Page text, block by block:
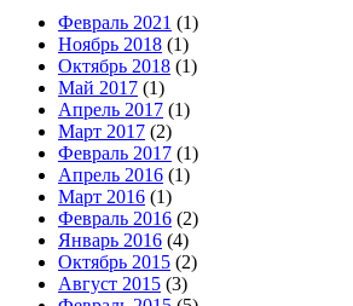
Февраль 2021 (1)
Ноябрь 2018 (1)
Октябрь 2018 (1)
Май 2017 (1)
Апрель 2017 (1)
Март 2017 (2)
Февраль 2017 (1)
Апрель 2016 (1)
Март 2016 (1)
Февраль 2016 (2)
Январь 2016 (4)
Октябрь 2015 (2)
Август 2015 (3)